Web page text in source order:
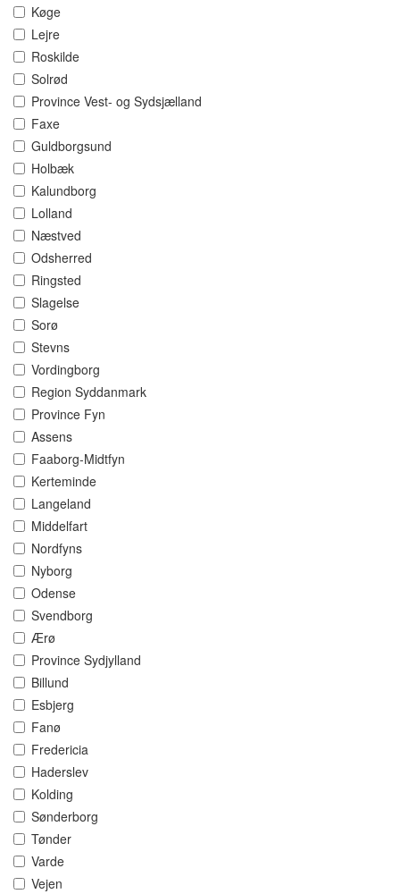
Køge
Lejre
Roskilde
Solrød
Province Vest- og Sydsjælland
Faxe
Guldborgsund
Holbæk
Kalundborg
Lolland
Næstved
Odsherred
Ringsted
Slagelse
Sorø
Stevns
Vordingborg
Region Syddanmark
Province Fyn
Assens
Faaborg-Midtfyn
Kerteminde
Langeland
Middelfart
Nordfyns
Nyborg
Odense
Svendborg
Ærø
Province Sydjylland
Billund
Esbjerg
Fanø
Fredericia
Haderslev
Kolding
Sønderborg
Tønder
Varde
Vejen